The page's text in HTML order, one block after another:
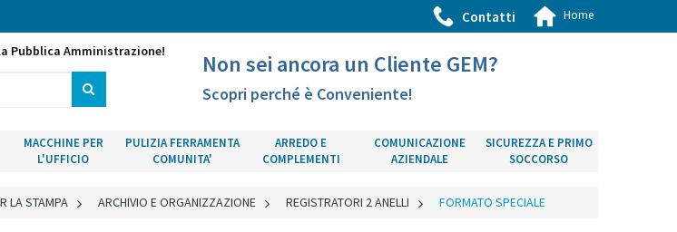
Contatti Home
Pubblica Amministrazione! Non sei ancora un Cliente GEM?
Scopri perché è Conveniente!
MACCHINE PER
L'UFFICIO
PULIZIA FERRAMENTA
COMUNITA'
ARREDO E
COMPLEMENTI
COMUNICAZIONE
AZIENDALE
SICUREZZA E PRIMO
SOCCORSO
LA STAMPA > ARCHIVIO E ORGANIZZAZIONE > REGISTRATORI 2 ANELLI > FORMATO SPECIALE